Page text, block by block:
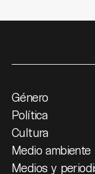
Género
Política
Cultura
Medio ambiente
Medios y